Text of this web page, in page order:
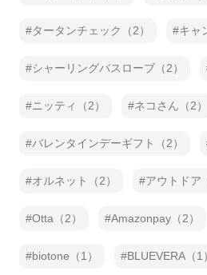
タータンチェック（2） キャ
シャーリングバスローブ（2）
ニッティ（2） ネコさん（2）
バレンタインデーギフト（2）
オルネット（2） アウトドア
Otta（2） Amazonpay（2）
biotone（1） BLUEVERA（1